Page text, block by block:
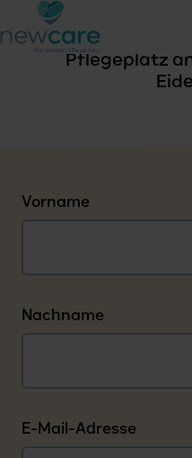
Pflegeplatz
Vorname
Nachname
E-Mail-Adresse